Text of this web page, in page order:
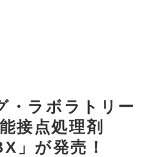
・ラボラトリー
接点処理剤
」が発売！